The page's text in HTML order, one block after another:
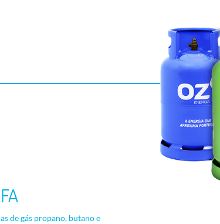
de gás propano, butano e